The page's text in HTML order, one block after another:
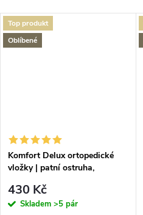
Top produkt
Oblíbené
Komfort Delux ortopedické
vložky | patní ostruha,
430 Kč
Skladem >5 pár